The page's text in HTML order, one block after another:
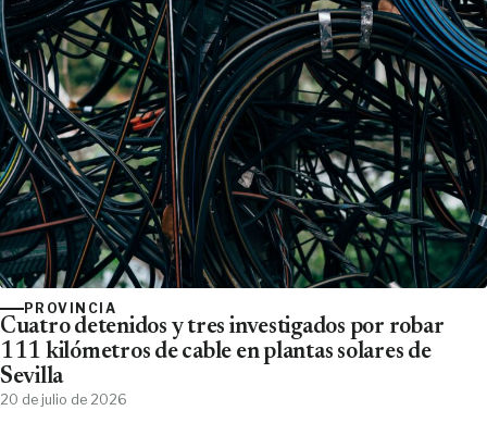
PROVINCIA
Cuatro detenidos y tres investigados por robar
111 kilómetros de cable en plantas solares de
Sevilla
20 de julio de 2026